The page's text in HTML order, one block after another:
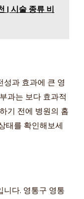
| 시술 종류 비
성과 효과에 큰 영
과는 보다 효과적
기 전에 병원의 홈
태를 확인해보세
니다. 영통구 영통